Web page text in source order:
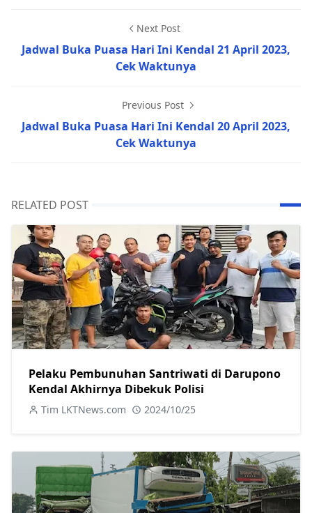
Next Post
Jadwal Buka Puasa Hari Ini Kendal 21 April 2023,
Cek Waktunya
Previous Post
Jadwal Buka Puasa Hari Ini Kendal 20 April 2023,
Cek Waktunya
RELATED POST
Pelaku Pembunuhan Santriwati di Darupono
Kendal Akhirnya Dibekuk Polisi
Tim LKTNews.com 2024/10/25